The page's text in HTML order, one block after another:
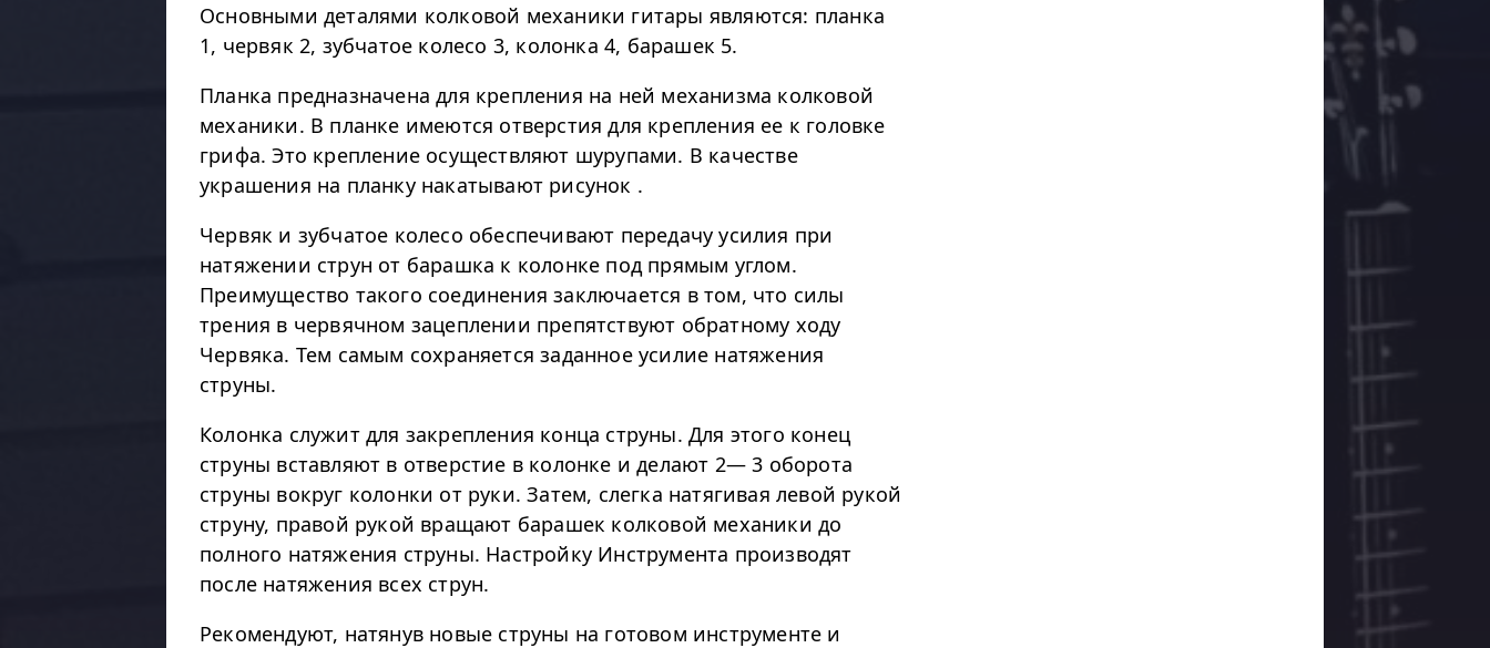
Основными деталями колковой механики гитары являются: планка
1, червяк 2, зубчатое колесо 3, колонка 4, барашек 5.
Планка предназначена для крепления на ней механизма колковой
механики. В планке имеются отверстия для крепления ее к головке
грифа. Это крепление осуществляют шурупами. В качестве
украшения на планку накатывают рисунок .
Червяк и зубчатое колесо обеспечивают передачу усилия при
натяжении струн от барашка к колонке под прямым углом.
Преимущество такого соединения заключается в том, что силы
трения в червячном зацеплении препятствуют обратному ходу
Червяка. Тем самым сохраняется заданное усилие натяжения
струны.
Колонка служит для закрепления конца струны. Для этого конец
струны вставляют в отверстие в колонке и делают 2— 3 оборота
струны вокруг колонки от руки. Затем, слегка натягивая левой рукой
струну, правой рукой вращают барашек колковой механики до
полного натяжения струны. Настройку Инструмента производят
после натяжения всех струн.
Рекомендуют, натянув новые струны на готовом инструменте и